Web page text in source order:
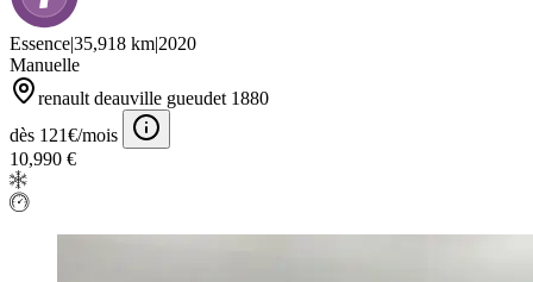
Essence|35,918 km|2020
Manuelle
renault deauville gueudet 1880
dès 121€/mois
10,990 €